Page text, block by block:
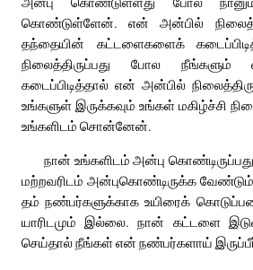
கொண்டுள்ளேன். என் அன்பில்
தந்தையின் கட்டளைகளைக்
நிலைத்திருப்பது போல
கடைப்பிடித்தால் என் அன்பில்
உங்களுள் இருக்கவும் உங்கள் மகிழ்ச்சி
உங்களிடம் சொன்னேன்.
நான் உங்களிடம் அன்பு
மற்றவரிடம் அன்புகொண்டிருக்க
தம் நண்பர்களுக்காக உயிரைக்
யாரிடமும் இல்லை. நான் கட்டளை
செய்தால் நீங்கள் என் நண்பர்களாய்